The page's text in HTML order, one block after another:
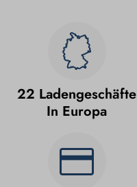
22 Ladengeschäfte
In Europa